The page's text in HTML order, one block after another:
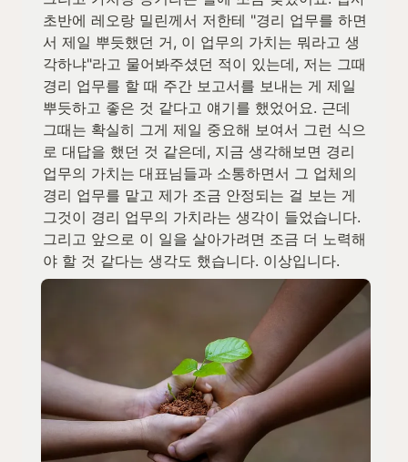
초반에 레오랑 밀린께서 저한테 "경리 업무를 하면
서 제일 뿌듯했던 거, 이 업무의 가치는 뭐라고 생
각하냐"라고 물어봐주셨던 적이 있는데, 저는 그때
경리 업무를 할 때 주간 보고서를 보내는 게 제일
뿌듯하고 좋은 것 같다고 얘기를 했었어요. 근데
그때는 확실히 그게 제일 중요해 보여서 그런 식으
로 대답을 했던 것 같은데, 지금 생각해보면 경리
업무의 가치는 대표님들과 소통하면서 그 업체의
경리 업무를 맡고 제가 조금 안정되는 걸 보는 게
그것이 경리 업무의 가치라는 생각이 들었습니다.
그리고 앞으로 이 일을 살아가려면 조금 더 노력해
야 할 것 같다는 생각도 했습니다. 이상입니다.